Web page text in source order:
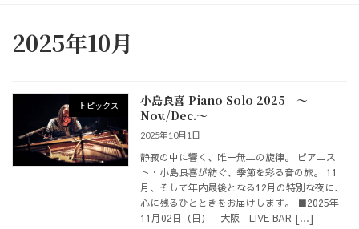
2025年10月
トピックス
小島良喜 Piano Solo 2025 ～
Nov./Dec.～
2025年10月1日
静寂の中に響く、唯一無二の旋律。 ピアニス
ト・小島良喜が紡ぐ、季節を彩る音の旅。 11
月、そして年内最後となる12月の特別な夜に、
心に残るひとときをお届けします。 ■2025年
11月02日（日） 大阪 LIVE BAR […]